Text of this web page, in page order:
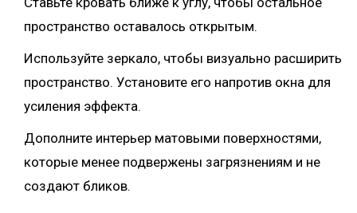
пространство оставалось открытым.
Используйте зеркало, чтобы визуально расширить
пространство. Установите его напротив окна для
усиления эффекта.
Дополните интерьер матовыми поверхностями,
которые менее подвержены загрязнениям и не
создают бликов.